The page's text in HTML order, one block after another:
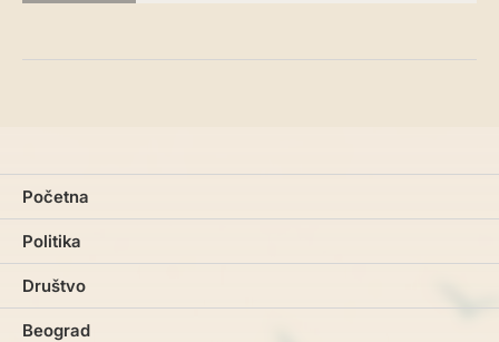
Početna
Politika
Društvo
Beograd